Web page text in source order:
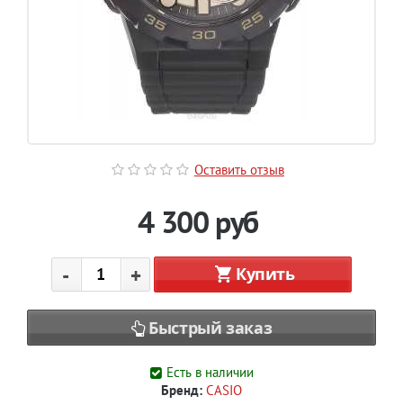
Оставить отзыв
4 300 руб
- + Купить
Быстрый заказ
Есть в наличии
Бренд: CASIO